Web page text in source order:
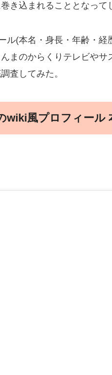
き込まれることとなって
ル(本名・身長・年齢・
まのからくりテレビやサ
査してみた。
wiki風プロフィール